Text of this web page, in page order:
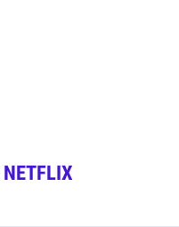
NETFLIX